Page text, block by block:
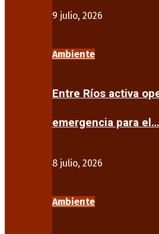
9 julio, 2026
Ambiente
Entre Ríos activa
emergencia para el…
8 julio, 2026
Ambiente